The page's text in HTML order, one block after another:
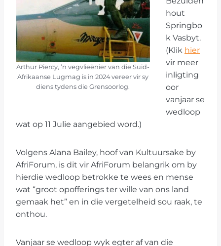
Arthur Piercy, ’n vegvlieënier van die Suid-
Afrikaanse Lugmag is in 2024 vereer vir sy
diens tydens die Grensoorlog.
hout
Springbo
k Vasbyt.
(Klik hier
vir meer
inligting
oor
vanjaar se
wedloop
wat op 11 Julie aangebied word.)
Volgens Alana Bailey, hoof van Kultuursake by
AfriForum, is dit vir AfriForum belangrik om by
hierdie wedloop betrokke te wees en mense
wat “groot opofferings ter wille van ons land
gemaak het” en in die vergetelheid sou raak, te
onthou.
Vanjaar se wedloop wyk egter af van die